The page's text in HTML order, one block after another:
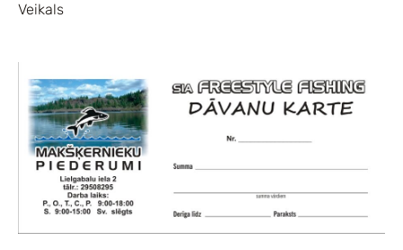
Veikals